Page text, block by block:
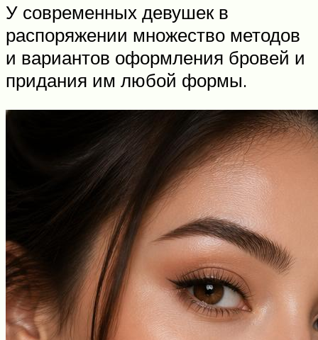
У современных девушек в
распоряжении множество методов
и вариантов оформления бровей и
придания им любой формы.